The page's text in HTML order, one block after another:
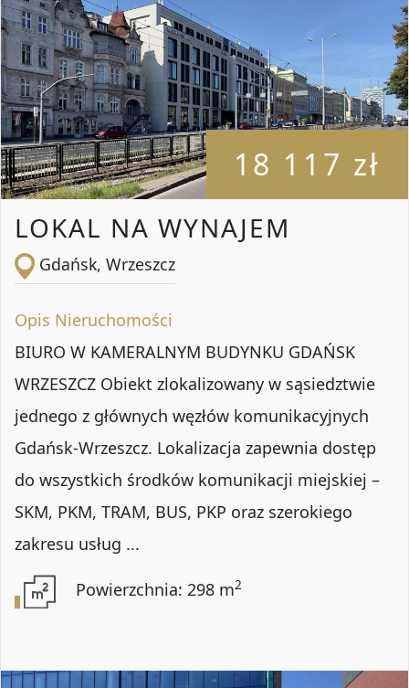
18 117 zł
LOKAL NA WYNAJEM
Gdańsk, Wrzeszcz
Opis Nieruchomości
BIURO W KAMERALNYM BUDYNKU GDAŃSK
WRZESZCZ Obiekt zlokalizowany w sąsiedztwie
jednego z głównych węzłów komunikacyjnych
Gdańsk-Wrzeszcz. Lokalizacja zapewnia dostęp
do wszystkich środków komunikacji miejskiej –
SKM, PKM, TRAM, BUS, PKP oraz szerokiego
zakresu usług ...
Powierzchnia: 298 m2